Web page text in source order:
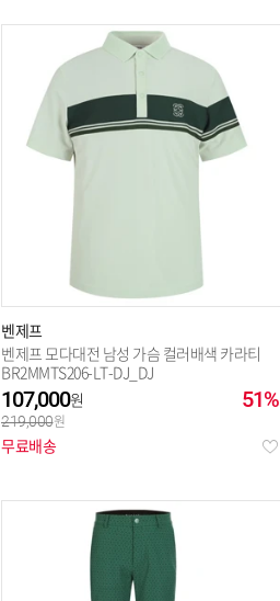
벤제프
벤제프 모다대전 남성 가슴 컬러배색 카라티
BR2MMTS206-LT-DJ_DJ
51%
107,000
219,000
무료배송